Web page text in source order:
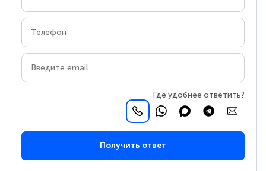
Где удобнее ответить?
Получить ответ